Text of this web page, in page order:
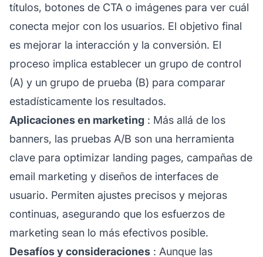
títulos, botones de CTA o imágenes para ver cuál
conecta mejor con los usuarios. El objetivo final
es mejorar la interacción y la conversión. El
proceso implica establecer un grupo de control
(A) y un grupo de prueba (B) para comparar
estadísticamente los resultados.
Aplicaciones en marketing : Más allá de los
banners, las pruebas A/B son una herramienta
clave para optimizar landing pages, campañas de
email marketing y diseños de interfaces de
usuario. Permiten ajustes precisos y mejoras
continuas, asegurando que los esfuerzos de
marketing sean lo más efectivos posible.
Desafíos y consideraciones : Aunque las